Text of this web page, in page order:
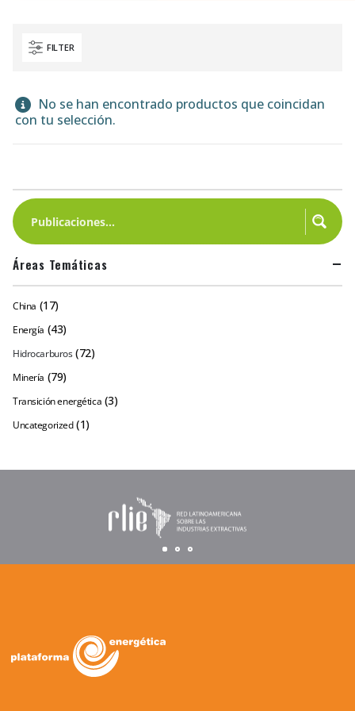
FILTER
No se han encontrado productos que coincidan
con tu selección.
Áreas Temáticas
China (17)
Energía (43)
Hidrocarburos (72)
Minería (79)
Transición energética (3)
Uncategorized (1)